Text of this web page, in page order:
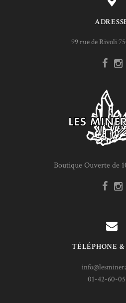
99 rue de Rivoli
Boutique Ouverte de
TÉLÉPHONE
01-42-60-